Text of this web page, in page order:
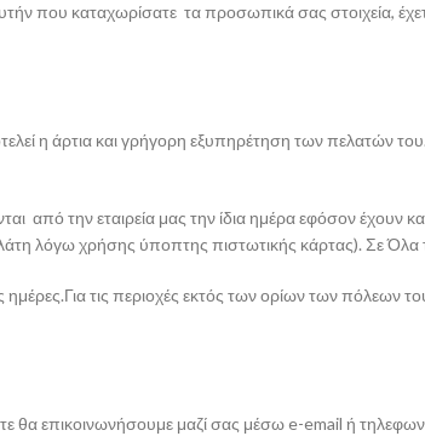
που καταχωρίσατε τα προσωπικά σας στοιχεία,
η άρτια και γρήγορη εξυπηρέτηση των πελατών
από την εταιρεία μας την ίδια ημέρα εφόσον έχουν
λόγω χρήσης ύποπτης πιστωτικής κάρτας). Σε Όλα
τις περιοχές εκτός των ορίων των πόλεων
θα επικοινωνήσουμε μαζί σας μέσω e-email ή